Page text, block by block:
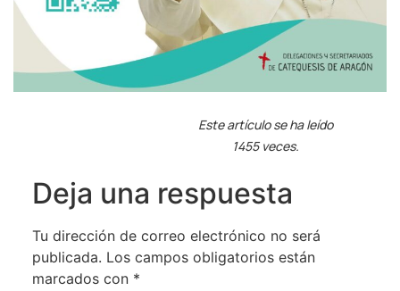
Este artículo se ha leído
1455 veces.
Deja una respuesta
Tu dirección de correo electrónico no será
publicada. Los campos obligatorios están
marcados con *